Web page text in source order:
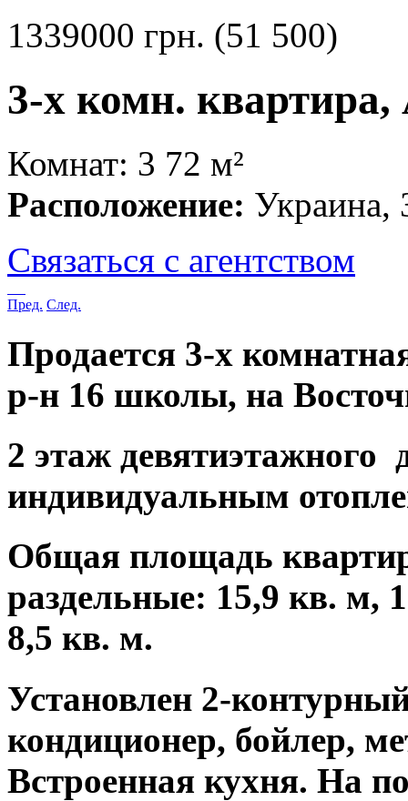
1339000 грн. (51 500)
3-х комн.
Комнат: 3 72 м²
Расположение: Украина,
Связаться с агентством
Пред. След.
Продается 3-х
р-н 16 школы, на
2 этаж девятиэтажного
индивидуальным
Общая площадь
раздельные: 15,9 кв. м,
8,5 кв. м.
Установлен 2-
кондиционер, бойлер,
Встроенная кухня. На